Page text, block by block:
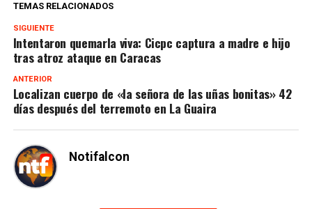
TEMAS RELACIONADOS
SIGUIENTE
Intentaron quemarla viva: Cicpc captura a madre e hijo
tras atroz ataque en Caracas
ANTERIOR
Localizan cuerpo de «la señora de las uñas bonitas» 42
días después del terremoto en La Guaira
Notifalcon